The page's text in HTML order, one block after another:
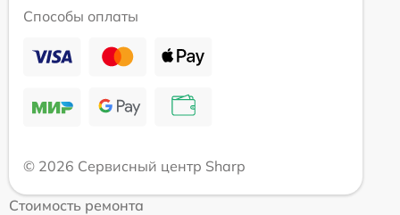
Способы оплаты
© 2026 Сервисный центр Sharp
Стоимость ремонта